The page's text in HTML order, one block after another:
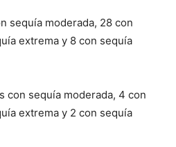
sequía moderada, 28 con
extrema y 8 con sequía
con sequía moderada, 4 con
extrema y 2 con sequía